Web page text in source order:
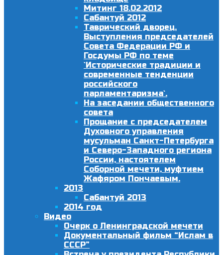
Митинг 18.02.2012
Сабантуй 2012
Таврический дворец.
Выступления председателей
Совета Федерации РФ и
Госдумы РФ по теме
`Исторические традиции и
современные тенденции
российского
парламентаризма`.
На заседании общественного
совета
Прощание с председателем
Духовного управления
мусульман Санкт-Петербурга
и Северо-Западного региона
России, настоятелем
Соборной мечети, муфтием
Жафяром Пончаевым.
2013
Сабантуй 2013
2014 год
Видео
Очерк о Ленинградской мечети
Документальный фильм “Ислам в
СССР”